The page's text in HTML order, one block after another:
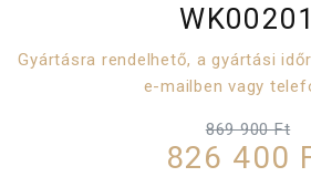
WK00201
Gyártásra rendelhető, a gyártási
e-mailben vagy
869 900 Ft
826 400